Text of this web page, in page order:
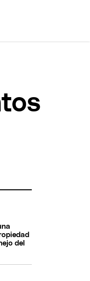
del